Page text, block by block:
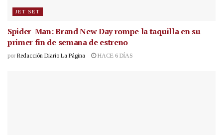
JET SET
Spider-Man: Brand New Day rompe la taquilla en su
primer fin de semana de estreno
por Redacción Diario La Página HACE 6 DÍAS